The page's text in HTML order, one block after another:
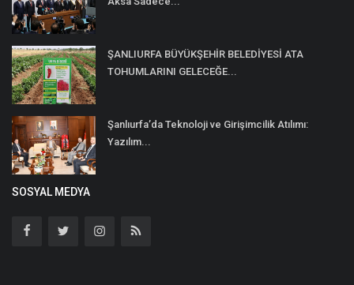
ŞANLIURFA BÜYÜKŞEHİR BELEDİYESİ ATA
TOHUMLARINI GELECEĞE...
Şanlıurfa’da Teknoloji ve Girişimcilik Atılımı:
Yazılım...
SOSYAL MEDYA